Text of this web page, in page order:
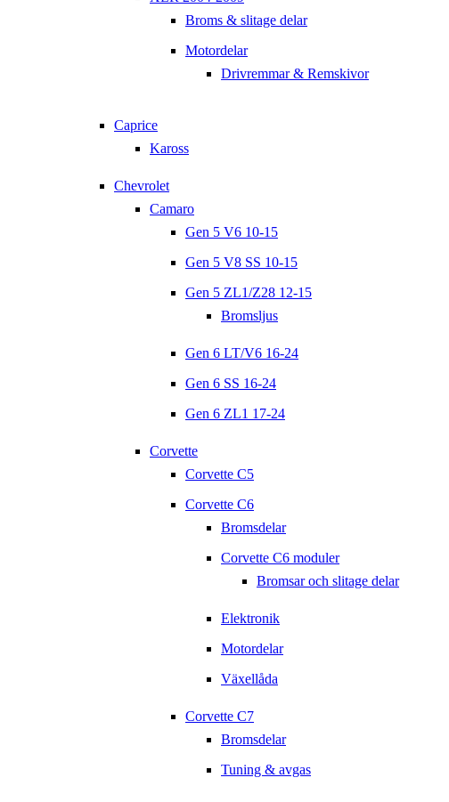
Broms & slitage delar
Motordelar
Drivremmar & Remskivor
Caprice
Kaross
Chevrolet
Camaro
Gen 5 V6 10-15
Gen 5 V8 SS 10-15
Gen 5 ZL1/Z28 12-15
Bromsljus
Gen 6 LT/V6 16-24
Gen 6 SS 16-24
Gen 6 ZL1 17-24
Corvette
Corvette C5
Corvette C6
Bromsdelar
Corvette C6 moduler
Bromsar och slitage delar
Elektronik
Motordelar
Växellåda
Corvette C7
Bromsdelar
Tuning & avgas